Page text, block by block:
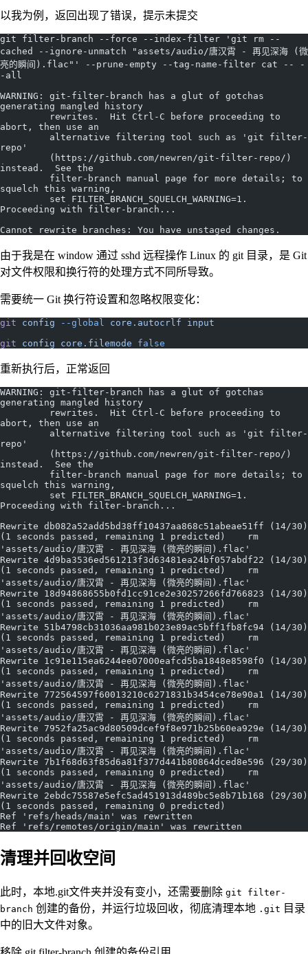
以我为例，返回出现了错误，提示未提交
git filter-branch --force --index-filter 'git rm --
cached --ignore-unmatch "assets/audio/唐汉霄 - 再见深海 (微
亮的瞬间).flac"' --prune-empty --tag-name-filter cat -- -
-all
WARNING: git-filter-branch has a glut of gotchas
generating mangled history
abort, then use an
repo'
instead.  See the
squelch this warning,
         set FILTER_BRANCH_SQUELCH_WARNING=1.
Proceeding with filter-branch...
Cannot rewrite branches: You have unstaged changes.
由于我是在 window 通过 sshd 远程操作 Linux 的 git 目录，是 Git
对文件权限和换行符的处理方式不同所导致。
需要统一 Git 换行符设置和忽略权限变化：
git config --global core.autocrlf input
git config core.filemode false
重新执行后，正常返回
WARNING: git-filter-branch has a glut of gotchas
generating mangled history
abort, then use an
repo'
instead.  See the
squelch this warning,
         set FILTER_BRANCH_SQUELCH_WARNING=1.
Proceeding with filter-branch...
Rewrite db082a52add5bd38ff10437aa868c51abeae51ff (14/30)
(1 seconds passed, remaining 1 predicted)    rm
'assets/audio/唐汉霄 - 再见深海 (微亮的瞬间).flac'
Rewrite 4d9ba3536ed561213f3d63481ea24bf057abdf22 (14/30)
(1 seconds passed, remaining 1 predicted)    rm
'assets/audio/唐汉霄 - 再见深海 (微亮的瞬间).flac'
Rewrite 18d94868655b0fd1cc91ce2e30257266fd766823 (14/30)
(1 seconds passed, remaining 1 predicted)    rm
'assets/audio/唐汉霄 - 再见深海 (微亮的瞬间).flac'
Rewrite 51b4798cb31036aa981b023e89ac5bff1fb8fc94 (14/30)
(1 seconds passed, remaining 1 predicted)    rm
'assets/audio/唐汉霄 - 再见深海 (微亮的瞬间).flac'
Rewrite 1c91e115ea6244ee07000eafcd5ba1848e8598f0 (14/30)
(1 seconds passed, remaining 1 predicted)    rm
'assets/audio/唐汉霄 - 再见深海 (微亮的瞬间).flac'
Rewrite 772564597f60013210c6271831b3454ce78e90a1 (14/30)
(1 seconds passed, remaining 1 predicted)    rm
'assets/audio/唐汉霄 - 再见深海 (微亮的瞬间).flac'
Rewrite 7952fa25ac9d80509dcef9f8e971b25b60ea929e (14/30)
(1 seconds passed, remaining 1 predicted)    rm
'assets/audio/唐汉霄 - 再见深海 (微亮的瞬间).flac'
Rewrite 7b1f68d63f85d6a81f377d441b80864dced8e596 (29/30)
(1 seconds passed, remaining 0 predicted)    rm
'assets/audio/唐汉霄 - 再见深海 (微亮的瞬间).flac'
Rewrite 2ebdc75587e5efc5ad451913d489bc5e8b71b168 (29/30)
(1 seconds passed, remaining 0 predicted)
Ref 'refs/heads/main' was rewritten
Ref 'refs/remotes/origin/main' was rewritten
清理并回收空间
此时，本地.git文件夹并没有变小，还需要删除 git filter-
branch 创建的备份，并运行垃圾回收，彻底清理本地 .git 目录
中的旧大文件对象。